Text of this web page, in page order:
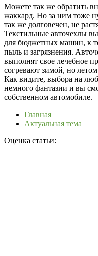
Можете так же обратить
жаккард. Но за ним тоже
так же долговечен, не
Текстильные авточехлы
для бюджетных машин, к
пыль и загрязнения.
выполнят свое лечебное
согревают зимой, но
Как видите, выбора на
немного фантазии и вы
собственном автомобиле.
Главная
Актуальная тема
Оценка статьи: